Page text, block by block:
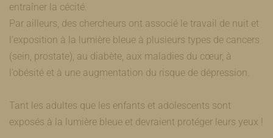
entraîner la cécité.
Par ailleurs, des chercheurs ont associé le travail de nuit et
l’exposition à la lumière bleue à plusieurs types de cancers
(sein, prostate), au diabète, aux maladies du cœur, à
l’obésité et à une augmentation du risque de dépression.
Tant les adultes que les enfants et adolescents sont
exposés à la lumière bleue et devraient protéger leurs yeux !